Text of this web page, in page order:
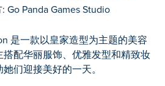
: Go Panda Games Studio
是一款以皇家造型为主题的美容
配华丽服饰、优雅发型和精致妆
们迎接美好的一天。